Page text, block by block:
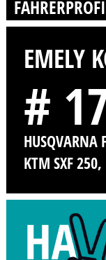
EMELY
#
HUSQVARNA
KTM SXF